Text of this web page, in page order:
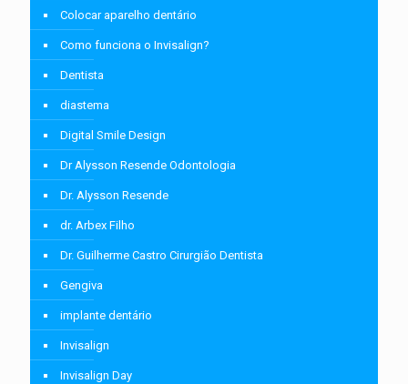
Colocar aparelho dentário
Como funciona o Invisalign?
Dentista
diastema
Digital Smile Design
Dr Alysson Resende Odontologia
Dr. Alysson Resende
dr. Arbex Filho
Dr. Guilherme Castro Cirurgião Dentista
Gengiva
implante dentário
Invisalign
Invisalign Day